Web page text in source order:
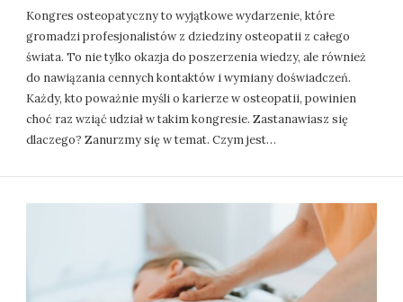
Kongres osteopatyczny to wyjątkowe wydarzenie, które
gromadzi profesjonalistów z dziedziny osteopatii z całego
świata. To nie tylko okazja do poszerzenia wiedzy, ale również
do nawiązania cennych kontaktów i wymiany doświadczeń.
Każdy, kto poważnie myśli o karierze w osteopatii, powinien
choć raz wziąć udział w takim kongresie. Zastanawiasz się
dlaczego? Zanurzmy się w temat. Czym jest…